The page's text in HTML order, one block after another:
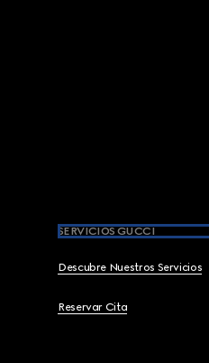
SERVICIOS GUCCI
Descubre Nuestros Servicios
Reservar Cita